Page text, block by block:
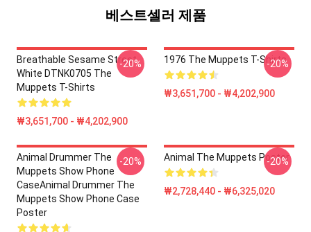
베스트셀러 제품
Breathable Sesame Street
White DTNK0705 The
Muppets T-Shirts
₩3,651,700 - ₩4,202,900
-20% 1976 The Muppets T-Shirts
₩3,651,700 - ₩4,202,900
-20%
Animal Drummer The
Muppets Show Phone
CaseAnimal Drummer The
Muppets Show Phone Case
Poster
-20% Animal The Muppets Poster
₩2,728,440 - ₩6,325,020
-20%